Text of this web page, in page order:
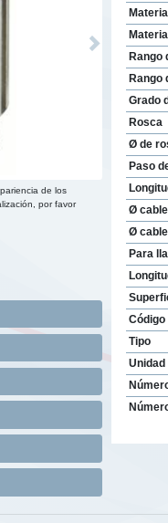
Next
de los
por favor
Rango
Rango
Grado
Rosca
Ø de
Paso
Ø
Ø
Para
Código
Tipo
Unidad